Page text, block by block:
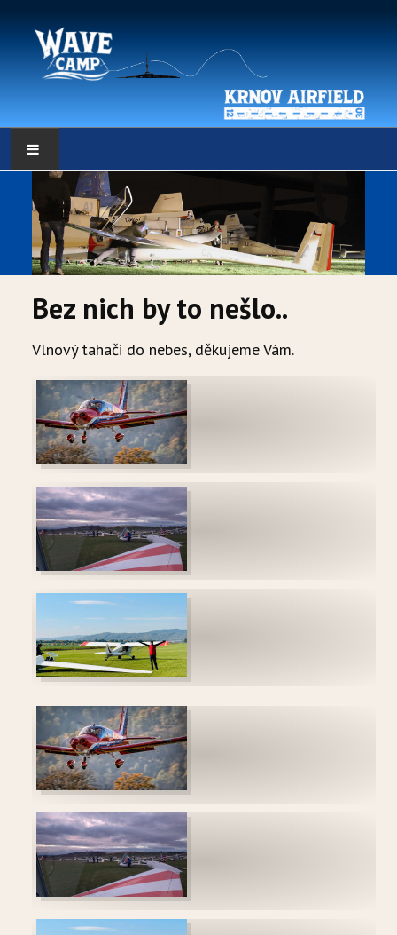
HLAVNÍ STRÁNKA
POČASÍ
POČASÍ - DATA
WEBKAMERY
LOW RES METEO
SELF BRIEFING
HISTORIE
WAVECAMP 2023
WAVECAMP 2022
WAVECAMP 2019
WAVECAMP 2018
FOTOGALERIE
Bez nich by to nešlo..
Vlnový tahači do nebes, děkujeme Vám.